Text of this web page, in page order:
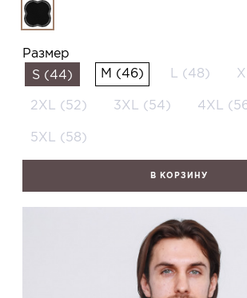
Размер
S (44)
M (46) L (48)
2XL (52) 3XL (54) 4XL
5XL (58)
В КОРЗИНУ